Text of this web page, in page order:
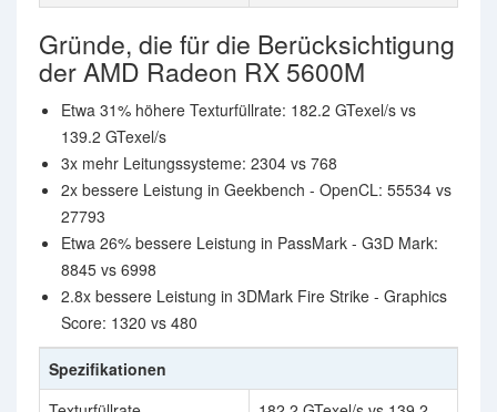
Gründe, die für die Berücksichtigung
der AMD Radeon RX 5600M
Etwa 31% höhere Texturfüllrate: 182.2 GTexel/s vs
139.2 GTexel/s
3x mehr Leitungssysteme: 2304 vs 768
2x bessere Leistung in Geekbench - OpenCL: 55534 vs
27793
Etwa 26% bessere Leistung in PassMark - G3D Mark:
8845 vs 6998
2.8x bessere Leistung in 3DMark Fire Strike - Graphics
Score: 1320 vs 480
Spezifikationen